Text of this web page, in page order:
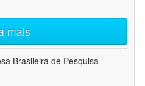
mais
Brasileira de Pesquisa